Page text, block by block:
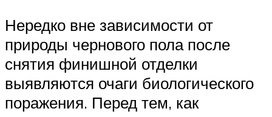
Нередко вне зависимости от
природы чернового пола после
снятия финишной отделки
выявляются очаги биологического
поражения. Перед тем, как